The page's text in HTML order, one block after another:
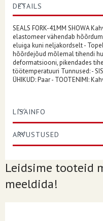
DETAILS
SEALS FORK-41MM SHOWA
elastomeer vähendab
eluiga kuni neljakordselt -
hõõrdejõud mõlemal tihendi
deformatsiooni, pikendades
töötemperatuuri Tunnused: -
ÜHIKUD: Paar - TOOTENIMI:
LISAINFO
ARVUSTUSED
Leidsime tooteid
meeldida!